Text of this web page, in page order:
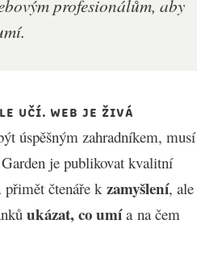
profesionálům, aby
učí. Web je živá
úspěšným zahradníkem, musí
je publikovat kvalitní
přimět čtenáře k zamyšlení, ale
ukázat, co umía na čem